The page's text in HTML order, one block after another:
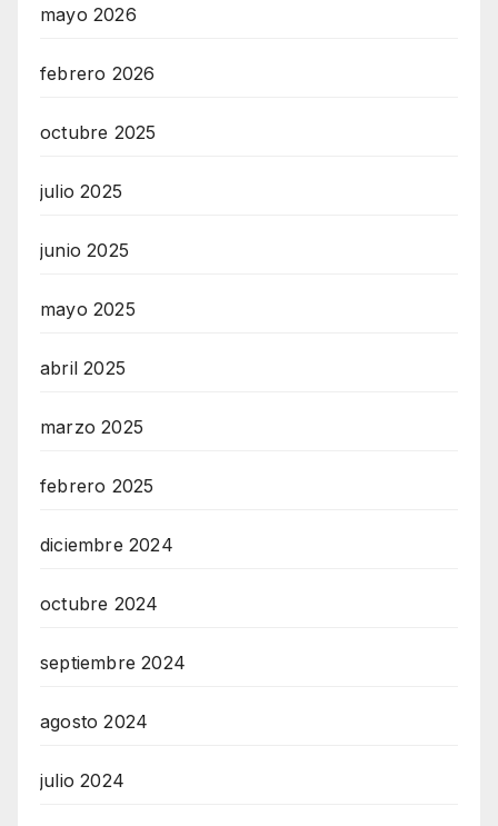
mayo 2026
febrero 2026
octubre 2025
julio 2025
junio 2025
mayo 2025
abril 2025
marzo 2025
febrero 2025
diciembre 2024
octubre 2024
septiembre 2024
agosto 2024
julio 2024